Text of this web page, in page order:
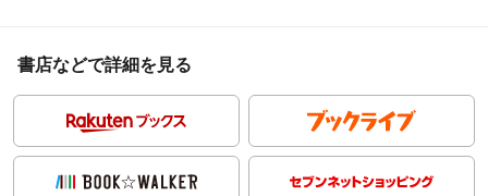
書店などで詳細を見る